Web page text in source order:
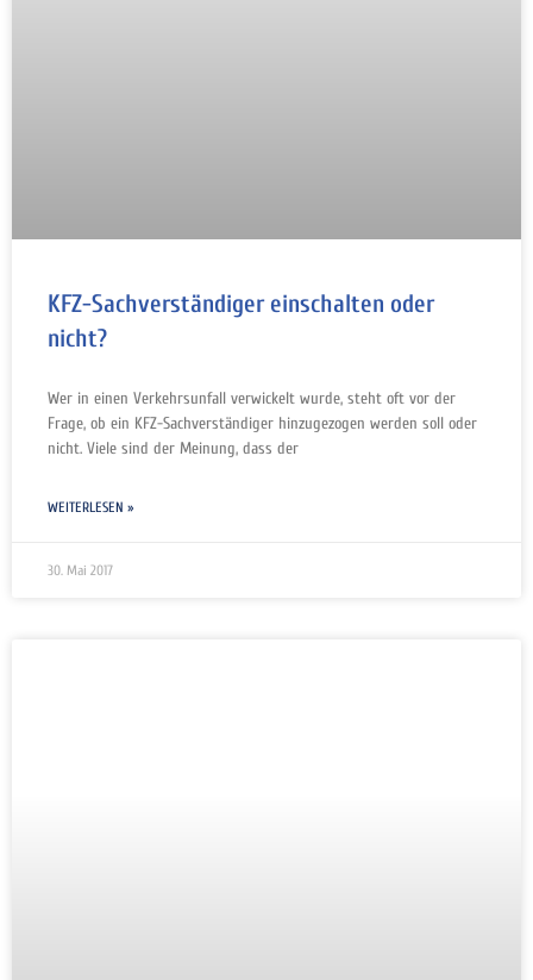
KFZ-Sachverständiger einschalten oder
nicht?
Wer in einen Verkehrsunfall verwickelt wurde, steht oft vor der
Frage, ob ein KFZ-Sachverständiger hinzugezogen werden soll oder
nicht. Viele sind der Meinung, dass der
WEITERLESEN »
30. Mai 2017